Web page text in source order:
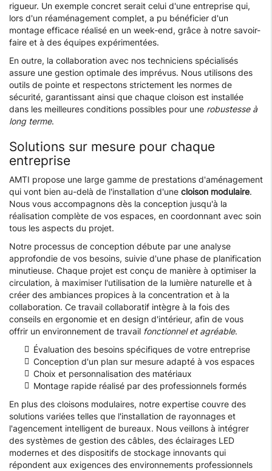
rigueur. Un exemple concret serait celui d'une entreprise qui,
lors d'un réaménagement complet, a pu bénéficier d'un
montage efficace réalisé en un week-end, grâce à notre savoir-
faire et à des équipes expérimentées.
En outre, la collaboration avec nos techniciens spécialisés
assure une gestion optimale des imprévus. Nous utilisons des
outils de pointe et respectons strictement les normes de
sécurité, garantissant ainsi que chaque cloison est installée
dans les meilleures conditions possibles pour une robustesse à
long terme.
Solutions sur mesure pour chaque
entreprise
AMTI propose une large gamme de prestations d'aménagement
qui vont bien au-delà de l'installation d'une cloison modulaire.
Nous vous accompagnons dès la conception jusqu'à la
réalisation complète de vos espaces, en coordonnant avec soin
tous les aspects du projet.
Notre processus de conception débute par une analyse
approfondie de vos besoins, suivie d'une phase de planification
minutieuse. Chaque projet est conçu de manière à optimiser la
circulation, à maximiser l'utilisation de la lumière naturelle et à
créer des ambiances propices à la concentration et à la
collaboration. Ce travail collaboratif intègre à la fois des
conseils en ergonomie et en design d'intérieur, afin de vous
offrir un environnement de travail fonctionnel et agréable.
Évaluation des besoins spécifiques de votre entreprise
Conception d'un plan sur mesure adapté à vos espaces
Choix et personnalisation des matériaux
Montage rapide réalisé par des professionnels formés
En plus des cloisons modulaires, notre expertise couvre des
solutions variées telles que l'installation de rayonnages et
l'agencement intelligent de bureaux. Nous veillons à intégrer
des systèmes de gestion des câbles, des éclairages LED
modernes et des dispositifs de stockage innovants qui
répondent aux exigences des environnements professionnels